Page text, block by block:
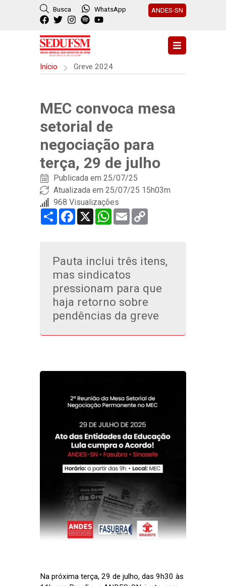
Busca WhatsApp ANDES-SN
Início Greve 2024
MEC convoca mesa
setorial de
negociação para
terça, 29 de julho
Publicada em 25/07/25
Atualizada em 25/07/25 15h03m
968 Visualizações
Share Facebook
X WhatsApp
Email
Pauta inclui três itens,
mas sindicatos
pressionam para que
haja retorno sobre
pendências da greve
Na próxima terça, 29 de julho, das 9h30 às